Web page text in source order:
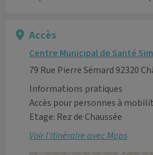
Accès
Centre Municipal de Santé
79 Rue Pierre Sémard 92320
Informations pratiques
Accès pour personnes à
Etage: Rez de Chaussée
Voir l’itinéraire avec Maps